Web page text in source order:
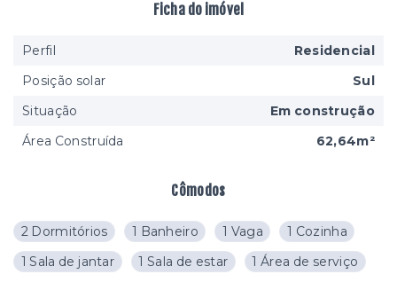
Cômodos
2 Dormitórios 1 Banheiro 1 Vaga
1 Cozinha
1 Sala de jantar
1 Sala de estar 1 Área de serviço
Ficha do imóvel
Perfil
Residencial
Posição solar
Sul
Situação
Em construção
Área Construída
62,64m²